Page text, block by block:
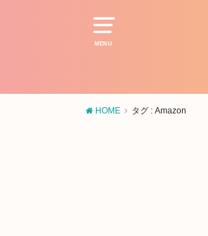
MENU
HOME タグ : Amazon